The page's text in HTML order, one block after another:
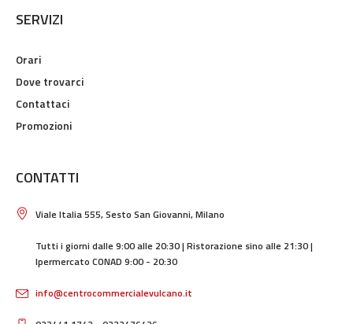
SERVIZI
Orari
Dove trovarci
Contattaci
Promozioni
CONTATTI
Viale Italia 555, Sesto San Giovanni, Milano
Tutti i giorni dalle 9:00 alle 20:30 | Ristorazione sino alle 21:30 |
Ipermercato CONAD 9:00 - 20:30
info@centrocommercialevulcano.it